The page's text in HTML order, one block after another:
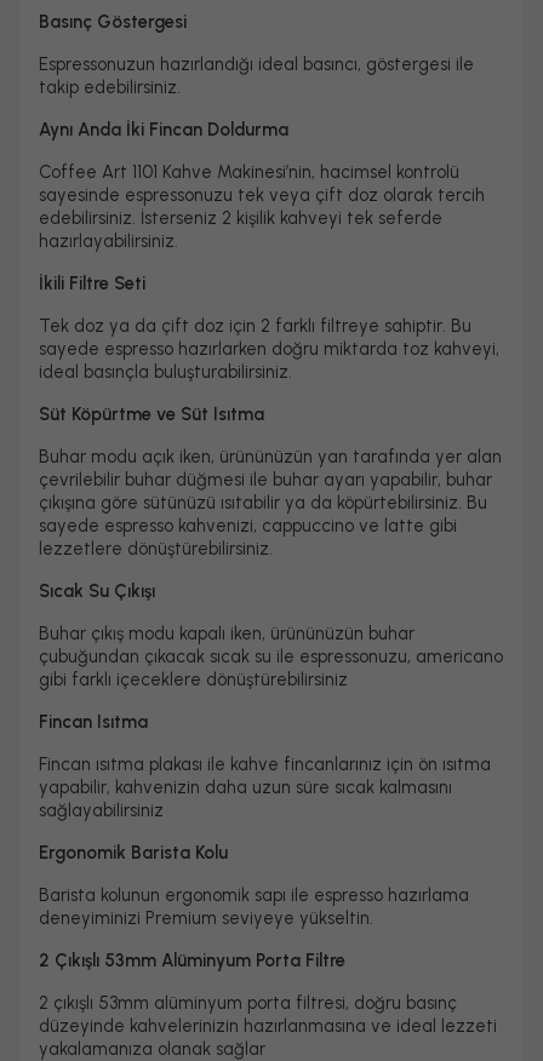
Basınç Göstergesi
Espressonuzun hazırlandığı ideal basıncı, göstergesi ile
takip edebilirsiniz.
Aynı Anda İki Fincan Doldurma
Coffee Art 1101 Kahve Makinesi’nin, hacimsel kontrolü
sayesinde espressonuzu tek veya çift doz olarak tercih
edebilirsiniz. İsterseniz 2 kişilik kahveyi tek seferde
hazırlayabilirsiniz.
İkili Filtre Seti
Tek doz ya da çift doz için 2 farklı filtreye sahiptir. Bu
sayede espresso hazırlarken doğru miktarda toz kahveyi,
ideal basınçla buluşturabilirsiniz.
Süt Köpürtme ve Süt Isıtma
Buhar modu açık iken, ürününüzün yan tarafında yer alan
çevrilebilir buhar düğmesi ile buhar ayarı yapabilir, buhar
çıkışına göre sütünüzü ısıtabilir ya da köpürtebilirsiniz. Bu
sayede espresso kahvenizi, cappuccino ve latte gibi
lezzetlere dönüştürebilirsiniz.
Sıcak Su Çıkışı
Buhar çıkış modu kapalı iken, ürününüzün buhar
çubuğundan çıkacak sıcak su ile espressonuzu, americano
gibi farklı içeceklere dönüştürebilirsiniz
Fincan Isıtma
Fincan ısıtma plakası ile kahve fincanlarınız için ön ısıtma
yapabilir, kahvenizin daha uzun süre sıcak kalmasını
sağlayabilirsiniz
Ergonomik Barista Kolu
Barista kolunun ergonomik sapı ile espresso hazırlama
deneyiminizi Premium seviyeye yükseltin.
2 Çıkışlı 53mm Alüminyum Porta Filtre
2 çıkışlı 53mm alüminyum porta filtresi, doğru basınç
düzeyinde kahvelerinizin hazırlanmasına ve ideal lezzeti
yakalamanıza olanak sağlar